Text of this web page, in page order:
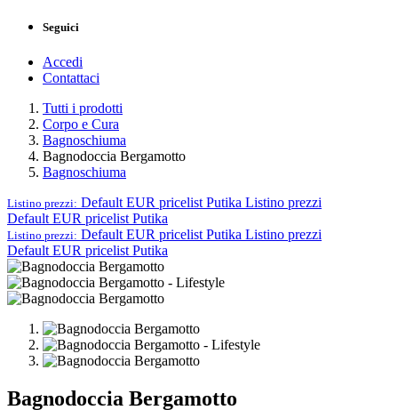
Seguici
Accedi
Contattaci
Tutti i prodotti
Corpo e Cura
Bagnoschiuma
Bagnodoccia Bergamotto
Bagnoschiuma
Listino prezzi: Default EUR pricelist Putika Listino prezzi
Default EUR pricelist Putika
Listino prezzi: Default EUR pricelist Putika Listino prezzi
Default EUR pricelist Putika
Bagnodoccia Bergamotto